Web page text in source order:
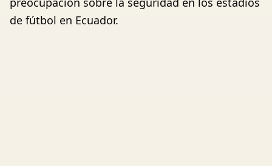
de fútbol en Ecuador.